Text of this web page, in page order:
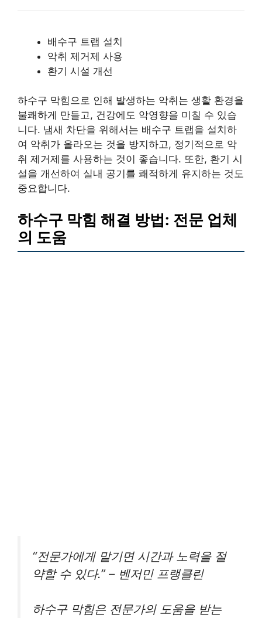
배수구 트랩 설치
악취 제거제 사용
환기 시설 개선
하수구 막힘으로 인해 발생하는 악취는 생활 환경을
불쾌하게 만들고, 건강에도 악영향을 미칠 수 있습
니다. 냄새 차단을 위해서는 배수구 트랩을 설치하
여 악취가 올라오는 것을 방지하고, 정기적으로 악
취 제거제를 사용하는 것이 좋습니다. 또한, 환기 시
설을 개선하여 실내 공기를 쾌적하게 유지하는 것도
중요합니다.
하수구 막힘 해결 방법: 전문 업체
의 도움
“전문가에게 맡기면 시간과 노력을 절
약할 수 있다.” – 벤저민 프랭클린
하수구 막힘은 전문가의 도움을 받는